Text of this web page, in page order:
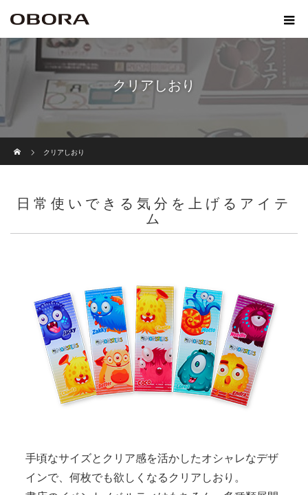
クリアしおり
クリアしおり
日常使いできる気分を上げるアイテ
ム
手頃なサイズとクリア感を活かしたオシャレなデザ
インで、何枚でも欲しくなるクリアしおり。